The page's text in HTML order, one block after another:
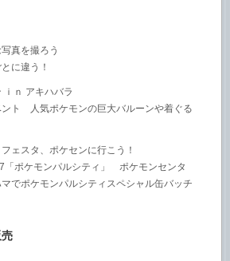
真を撮ろう
に違う！
ｎ アキハバラ
ト 人気ポケモンの巨大バルーンや着ぐる
ェスタ、ポケセンに行こう！
「ポケモンパルシティ」 ポケモンセンタ
でポケモンパルシティスペシャル缶バッチ